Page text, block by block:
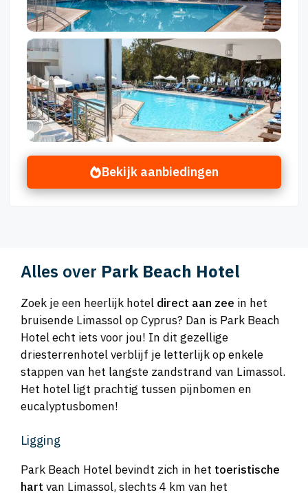
Bekijk aanbiedingen
Alles over Park Beach Hotel
Zoek je een heerlijk hotel direct aan zee in het
bruisende Limassol op Cyprus? Dan is Park Beach
Hotel echt iets voor jou! In dit gezellige
driesterrenhotel verblijf je letterlijk op enkele
stappen van het langste zandstrand van Limassol.
Het hotel ligt prachtig tussen pijnbomen en
eucalyptusbomen!
Ligging
Park Beach Hotel bevindt zich in het toeristische
hart van Limassol, slechts 4 km van het